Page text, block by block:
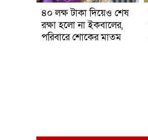
৪০ লক্ষ টাকা দিয়েও শেষ
রক্ষা হলো না ইকবালের,
পরিবারে শোকের মাতম